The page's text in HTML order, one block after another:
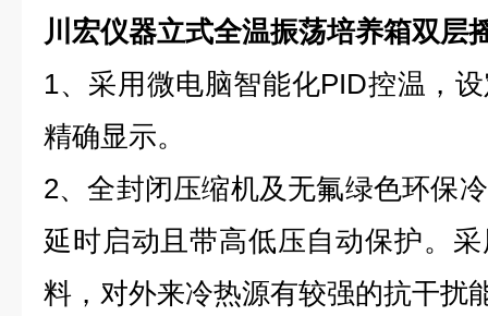
川宏仪器立式全温振荡培养箱双层
1、采用微电脑智能化PID控温，
精确显示。
2、全封闭压缩机及无氟绿色环保
延时启动且带高低压自动保护。
料，对外来冷热源有较强的抗干扰